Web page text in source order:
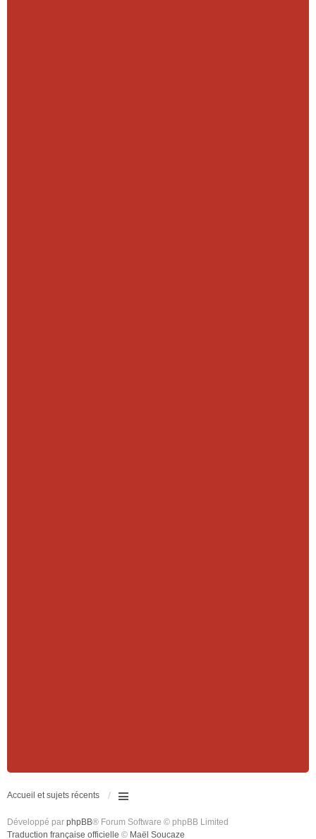
Accueil et sujets récents
Développé par phpBB® Forum Software © phpBB Limited
Traduction française officielle © Maël Soucaze